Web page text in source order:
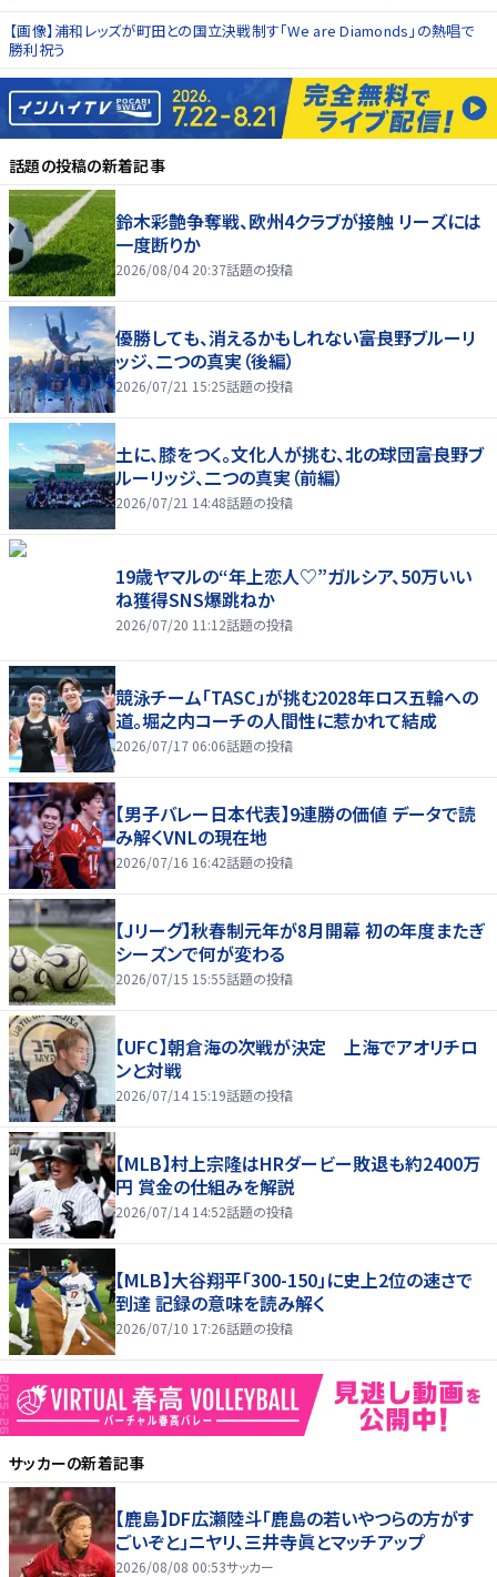
【画像】浦和レッズが町田との国立決戦制す「We are Diamonds」の熱唱で
勝利祝う
話題の投稿の新着記事
鈴木彩艶争奪戦、欧州4クラブが接触 リーズには
一度断りか
2026/08/04 20:37話題の投稿
優勝しても、消えるかもしれない――富良野ブルーリ
ッジ、二つの真実（後編）
2026/07/21 15:25話題の投稿
土に、膝をつく。文化人が挑む、北の球団――富良野ブ
ルーリッジ、二つの真実（前編）
2026/07/21 14:48話題の投稿
19歳ヤマルの“年上恋人♡”ガルシア、50万いい
ね獲得SNS爆跳ねか
2026/07/20 11:12話題の投稿
競泳チーム「TASC」が挑む2028年ロス五輪への
道。堀之内コーチの人間性に惹かれて結成
2026/07/17 06:06話題の投稿
【男子バレー日本代表】9連勝の価値 データで読
み解くVNLの現在地
2026/07/16 16:42話題の投稿
【Jリーグ】秋春制元年が8月開幕 初の年度またぎ
シーズンで何が変わる
2026/07/15 15:55話題の投稿
【UFC】朝倉海の次戦が決定 上海でアオリチロ
ンと対戦
2026/07/14 15:19話題の投稿
【MLB】村上宗隆はHRダービー敗退も約2400万
円 賞金の仕組みを解説
2026/07/14 14:52話題の投稿
【MLB】大谷翔平「300-150」に史上2位の速さで
到達 記録の意味を読み解く
2026/07/10 17:26話題の投稿
サッカーの新着記事
【鹿島】DF広瀬陸斗「鹿島の若いやつらの方がす
ごいぞと」ニヤリ、三井寺眞とマッチアップ
2026/08/08 00:53サッカー